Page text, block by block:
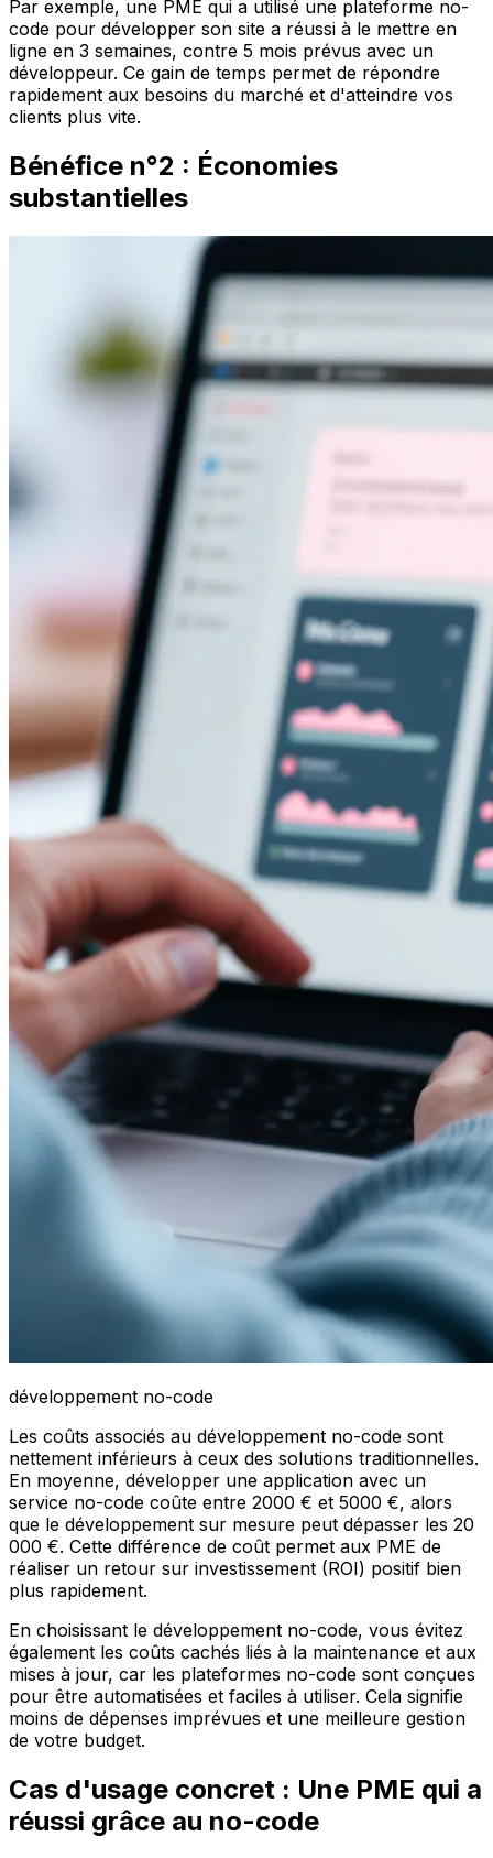
Par exemple, une PME qui a utilisé une plateforme no-
code pour développer son site a réussi à le mettre en
ligne en 3 semaines, contre 5 mois prévus avec un
développeur. Ce gain de temps permet de répondre
rapidement aux besoins du marché et d'atteindre vos
clients plus vite.
Bénéfice n°2 : Économies
substantielles
développement no-code
Les coûts associés au développement no-code sont
nettement inférieurs à ceux des solutions traditionnelles.
En moyenne, développer une application avec un
service no-code coûte entre 2000 € et 5000 €, alors
que le développement sur mesure peut dépasser les 20
000 €. Cette différence de coût permet aux PME de
réaliser un retour sur investissement (ROI) positif bien
plus rapidement.
En choisissant le développement no-code, vous évitez
également les coûts cachés liés à la maintenance et aux
mises à jour, car les plateformes no-code sont conçues
pour être automatisées et faciles à utiliser. Cela signifie
moins de dépenses imprévues et une meilleure gestion
de votre budget.
Cas d'usage concret : Une PME qui a
réussi grâce au no-code